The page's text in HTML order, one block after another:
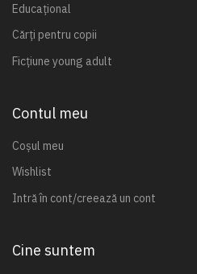
Educațional
Cărți pentru copii
Ficțiune young adult
Contul meu
Coșul meu
Wishlist
Intră în cont/creează un cont
Cine suntem